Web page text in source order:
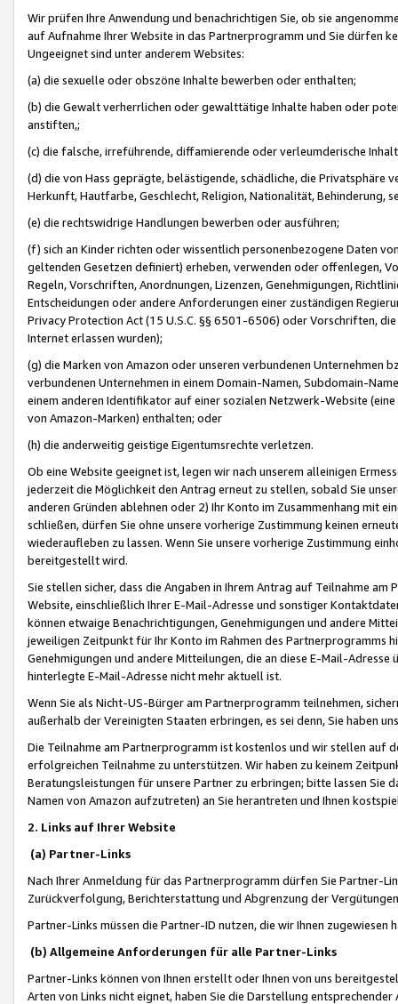
Wir prüfen Ihre Anwendung und benachrichtigen Sie, ob sie
auf Aufnahme Ihrer Website in das Partnerprogramm und Sie dürfen
Ungeeignet sind unter anderem Websites:
(a) die sexuelle oder obszöne Inhalte bewerben oder enthalten;
(b) die Gewalt verherrlichen oder gewalttätige Inhalte haben oder
anstiften,;
(c) die falsche, irreführende, diffamierende oder verleumderische
(d) die von Hass geprägte, belästigende, schädliche, die Privatsphäre
Herkunft, Hautfarbe, Geschlecht, Religion, Nationalität, Behinderung,
(e) die rechtswidrige Handlungen bewerben oder ausführen;
(f) sich an Kinder richten oder wissentlich personenbezogene Daten
geltenden Gesetzen definiert) erheben, verwenden oder offenlegen,
Regeln, Vorschriften, Anordnungen, Lizenzen, Genehmigungen,
Entscheidungen oder andere Anforderungen einer zuständigen
Privacy Protection Act (15 U.S.C. §§ 6501-6506) oder Vorschriften,
Internet erlassen wurden);
(g) die Marken von Amazon oder unseren verbundenen Unternehmen
verbundenen Unternehmen in einem Domain-Namen, Subdomain-
einem anderen Identifikator auf einer sozialen Netzwerk-Website
von Amazon-Marken) enthalten; oder
(h) die anderweitig geistige Eigentumsrechte verletzen.
Ob eine Website geeignet ist, legen wir nach unserem alleinigen
jederzeit die Möglichkeit den Antrag erneut zu stellen, sobald Sie
anderen Gründen ablehnen oder 2) Ihr Konto im Zusammenhang mit
schließen, dürfen Sie ohne unsere vorherige Zustimmung keinen
wiederaufleben zu lassen. Wenn Sie unsere vorherige Zustimmung
bereitgestellt wird.
Sie stellen sicher, dass die Angaben in Ihrem Antrag auf Teilnahme
Website, einschließlich Ihrer E-Mail-Adresse und sonstiger
können etwaige Benachrichtigungen, Genehmigungen und andere
jeweiligen Zeitpunkt für Ihr Konto im Rahmen des Partnerprogramms
Genehmigungen und andere Mitteilungen, die an diese E-Mail-
hinterlegte E-Mail-Adresse nicht mehr aktuell ist.
Wenn Sie als Nicht-US-Bürger am Partnerprogramm teilnehmen,
außerhalb der Vereinigten Staaten erbringen, es sei denn, Sie haben
Die Teilnahme am Partnerprogramm ist kostenlos und wir stellen auf
erfolgreichen Teilnahme zu unterstützen. Wir haben zu keinem
Beratungsleistungen für unsere Partner zu erbringen; bitte lassen Sie
Namen von Amazon aufzutreten) an Sie herantreten und Ihnen
2. Links auf Ihrer Website
(a) Partner-Links
Nach Ihrer Anmeldung für das Partnerprogramm dürfen Sie Partner-
Zurückverfolgung, Berichterstattung und Abgrenzung der
Partner-Links müssen die Partner-ID nutzen, die wir Ihnen zugewiesen
(b) Allgemeine Anforderungen für alle Partner-Links
Partner-Links können von Ihnen erstellt oder Ihnen von uns
Arten von Links nicht eignet, haben Sie die Darstellung